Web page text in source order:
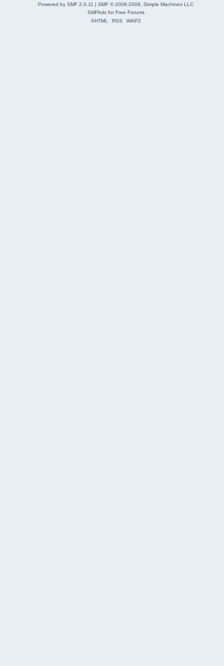
Powered by SMF 2.0.11 | SMF © 2006-2009, Simple Machines LLC
SMFAdsforFree Forums
XHTML
RSS WAP2